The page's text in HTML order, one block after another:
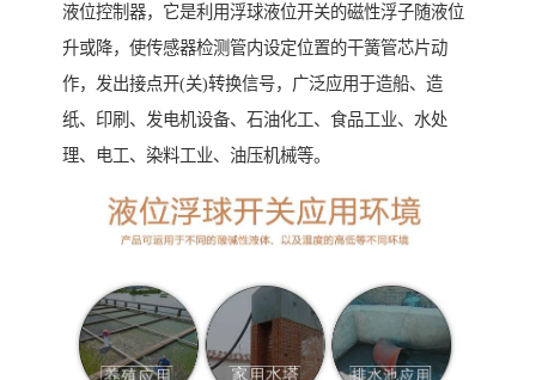
液位控制器，它是利用浮球液位开关的磁性浮子随液位
升或降，使传感器检测管内设定位置的干簧管芯片动
作，发出接点开(关)转换信号，广泛应用于造船、造
纸、印刷、发电机设备、石油化工、食品工业、水处
理、电工、染料工业、油压机械等。